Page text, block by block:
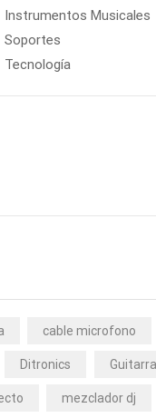
Instrumentos Musicales
Soportes
Tecnología
cable microfono
Ditronics Guitarra
mezclador dj